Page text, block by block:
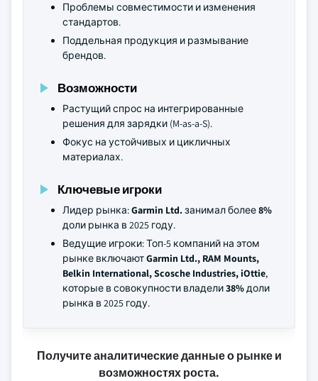
Проблемы совместимости и изменения
стандартов.
Поддельная продукция и размывание
брендов.
Возможности
Растущий спрос на интегрированные
решения для зарядки (M-as-a-S).
Фокус на устойчивых и цикличных
материалах.
Ключевые игроки
Лидер рынка:Garmin Ltd.занимал более8%
доли рынка в 2025 году.
Ведущие игроки: Топ-5 компаний на этом
рынке включаютGarmin Ltd., RAM Mounts,
Belkin International, Scosche Industries, iOttie,
которые в совокупности владели38%доли
рынка в 2025 году.
Получите аналитические данные о рынке и
возможностях роста.